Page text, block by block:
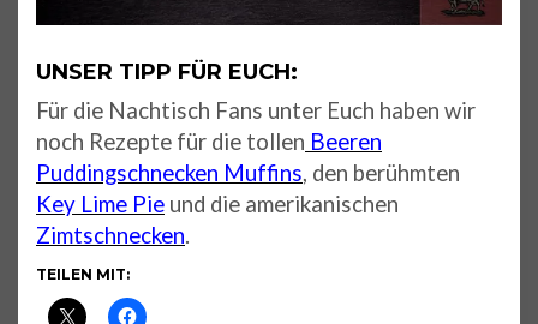
UNSER TIPP FÜR EUCH:
Für die Nachtisch Fans unter Euch haben wir
noch Rezepte für die tollen Beeren
Puddingschnecken Muffins, den berühmten
Key Lime Pie und die amerikanischen
Zimtschnecken.
TEILEN MIT: